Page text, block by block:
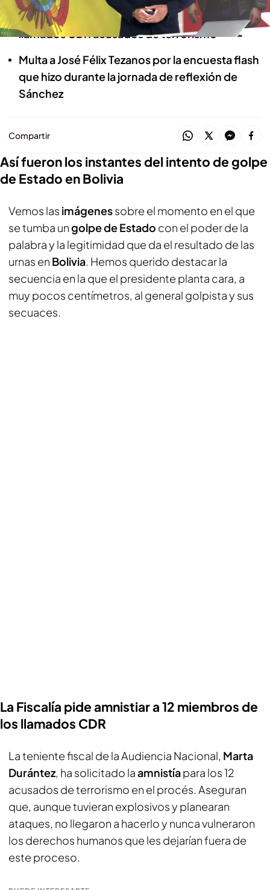
La Fiscalía pide amnistiar a 12 miembros de los
llamados CDR acusados de terrorismo
Multa a José Félix Tezanos por la encuesta flash
que hizo durante la jornada de reflexión de
Sánchez
Compartir
Así fueron los instantes del intento de golpe
de Estado en Bolivia
Vemos las imágenessobre el momento en el que
se tumba ungolpe de Estado con el poder de la
palabra y la legitimidad que da el resultado de las
urnas en Bolivia. Hemos querido destacar la
secuencia en la que el presidente planta cara, a
muy pocos centímetros, al general golpista y sus
secuaces.
La Fiscalía pide amnistiar a 12 miembros de
los llamados CDR
La teniente fiscal de la Audiencia Nacional, Marta
Durántez, ha solicitado laamnistíapara los 12
acusados de terrorismo en el procés. Aseguran
que, aunque tuvieran explosivos y planearan
ataques, no llegaron a hacerlo y nunca vulneraron
los derechos humanos que les dejarían fuera de
este proceso.